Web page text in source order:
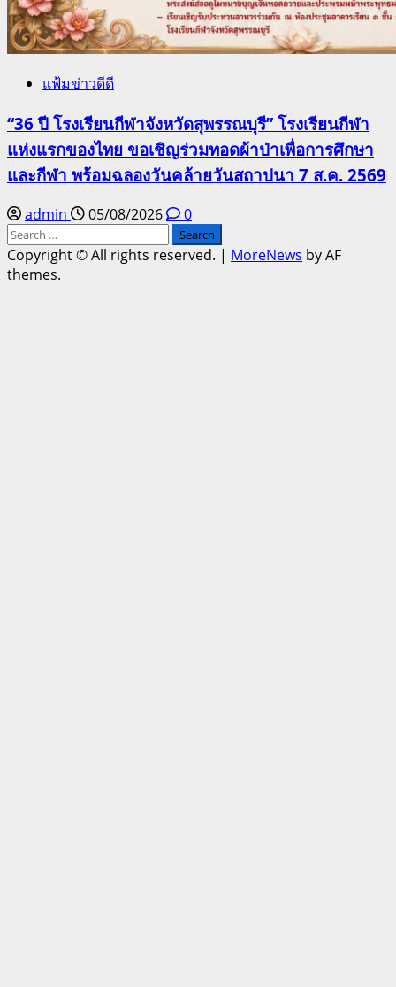
แฟ้มข่าวดีดี
“36 ปี โรงเรียนกีฬาจังหวัดสุพรรณบุรี” โรงเรียนกีฬา
แห่งแรกของไทย ขอเชิญร่วมทอดผ้าป่าเพื่อการศึกษา
และกีฬา พร้อมฉลองวันคล้ายวันสถาปนา 7 ส.ค. 2569
admin 05/08/2026
0
Search
for:
Copyright © All rights reserved. | MoreNews by AF
themes.